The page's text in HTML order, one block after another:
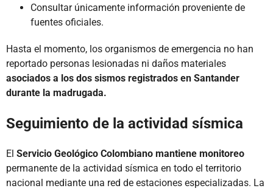
Consultar únicamente información proveniente de
fuentes oficiales.
Hasta el momento, los organismos de emergencia no han
reportado personas lesionadas ni daños materiales
asociados a los dos sismos registrados en Santander
durante la madrugada.
Seguimiento de la actividad sísmica
El Servicio Geológico Colombiano mantiene monitoreo
permanente de la actividad sísmica en todo el territorio
nacional mediante una red de estaciones especializadas. La